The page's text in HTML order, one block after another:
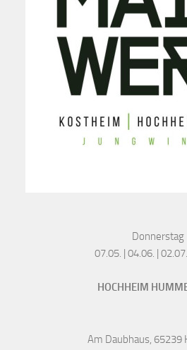
Donnerstag
07.05. | 04.06. |
HOCHHEIM
Am Daubhaus, 65239